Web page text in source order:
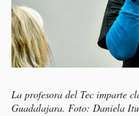
La profesora del Tec imparte
Guadalajara. Foto: Daniela